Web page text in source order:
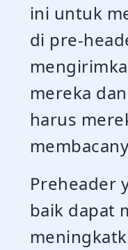
ini untuk
di pre-
mereka
harus
Preheader
baik dapat